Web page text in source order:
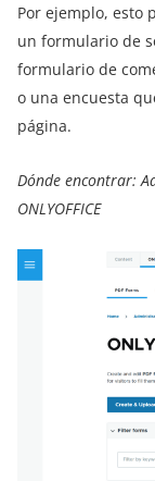
Por ejemplo, esto
un formulario de
formulario de
o una encuesta
página.
Dónde encontrar:
ONLYOFFICE